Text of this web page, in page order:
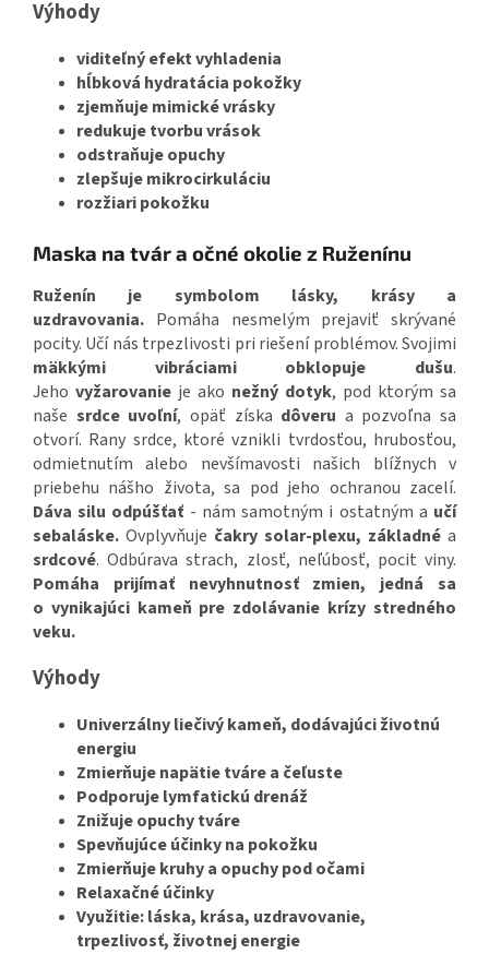
Výhody
viditeľný efekt vyhladenia
hĺbková hydratácia pokožky
zjemňuje mimické vrásky
redukuje tvorbu vrások
odstraňuje opuchy
zlepšuje mikrocirkuláciu
rozžiari pokožku
Maska na tvár a očné okolie z Ruženínu
Ruženín je symbolom lásky, krásy a
uzdravovania. Pomáha nesmelým prejaviť skrývané
pocity. Učí nás trpezlivosti pri riešení problémov. Svojimi
mäkkými vibráciami obklopuje dušu.
Jeho vyžarovanie je ako nežný dotyk, pod ktorým sa
naše srdce uvoľní, opäť získa dôveru a pozvoľna sa
otvorí. Rany srdce, ktoré vznikli tvrdosťou, hrubosťou,
odmietnutím alebo nevšímavosti našich blížnych v
priebehu nášho života, sa pod jeho ochranou zacelí.
Dáva silu odpúšťať - nám samotným i ostatným a učí
sebaláske. Ovplyvňuje čakry solar-plexu, základné a
srdcové. Odbúrava strach, zlosť, neľúbosť, pocit viny.
Pomáha prijímať nevyhnutnosť zmien, jedná sa
o vynikajúci kameň pre zdolávanie krízy stredného
veku.
Výhody
Univerzálny liečivý kameň, dodávajúci životnú
energiu
Zmierňuje napätie tváre a čeľuste
Podporuje lymfatickú drenáž
Znižuje opuchy tváre
Spevňujúce účinky na pokožku
Zmierňuje kruhy a opuchy pod očami
Relaxačné účinky
Využitie: láska, krása, uzdravovanie,
trpezlivosť, životnej energie